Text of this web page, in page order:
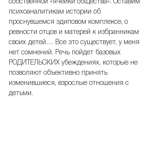
собственной «ячейки общества». Оставим
психоаналитикам истории об
проснувшемся эдиповом комплексе, о
ревности отцов и матерей к избранникам
своих детей… Все это существует, у меня
нет сомнений. Речь пойдет базовых
РОДИТЕЛЬСКИХ убеждениях, которые не
позволяют объективно принять
изменившиеся, взрослые отношения с
детьми.